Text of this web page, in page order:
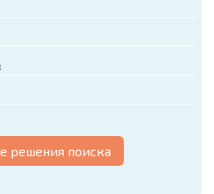
решения поиска